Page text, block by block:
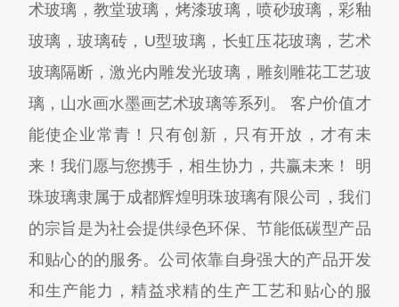
术玻璃，教堂玻璃，烤漆玻璃，喷砂玻璃，彩釉
玻璃，玻璃砖，U型玻璃，长虹压花玻璃，艺术
玻璃隔断，激光内雕发光玻璃，雕刻雕花工艺玻
璃，山水画水墨画艺术玻璃等系列。 客户价值才
能使企业常青！只有创新，只有开放，才有未
来！我们愿与您携手，相生协力，共赢未来！ 明
珠玻璃隶属于成都辉煌明珠玻璃有限公司，我们
的宗旨是为社会提供绿色环保、节能低碳型产品
和贴心的的服务。公司依靠自身强大的产品开发
和生产能力，精益求精的生产工艺和贴心的服